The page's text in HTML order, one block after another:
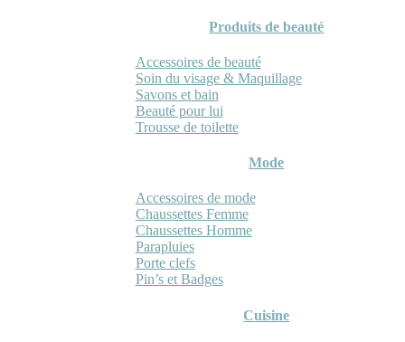
Produits de beauté
Accessoires de beauté
Soin du visage & Maquillage
Savons et bain
Beauté pour lui
Trousse de toilette
Mode
Accessoires de mode
Chaussettes Femme
Chaussettes Homme
Parapluies
Porte clefs
Pin’s et Badges
Cuisine